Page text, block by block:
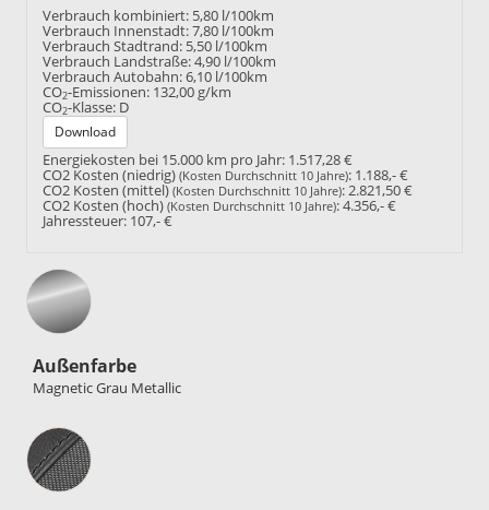
Verbrauch kombiniert: 5,80 l/100km
Verbrauch Innenstadt:7,80 l/100km
Verbrauch Stadtrand: 5,50 l/100km
Verbrauch Landstraße:4,90 l/100km
Verbrauch Autobahn:6,10 l/100km
CO2-Emissionen: 132,00 g/km
CO2-Klasse: D
Download
Energiekosten bei 15.000 km pro Jahr: 1.517,28 €
CO2 Kosten (niedrig) (Kosten Durchschnitt 10 Jahre): 1.188,- €
CO2 Kosten (mittel) (Kosten Durchschnitt 10 Jahre):2.821,50 €
CO2 Kosten (hoch) (Kosten Durchschnitt 10 Jahre):4.356,- €
Jahressteuer: 107,- €
Außenfarbe
Magnetic Grau Metallic
Innenausstattung